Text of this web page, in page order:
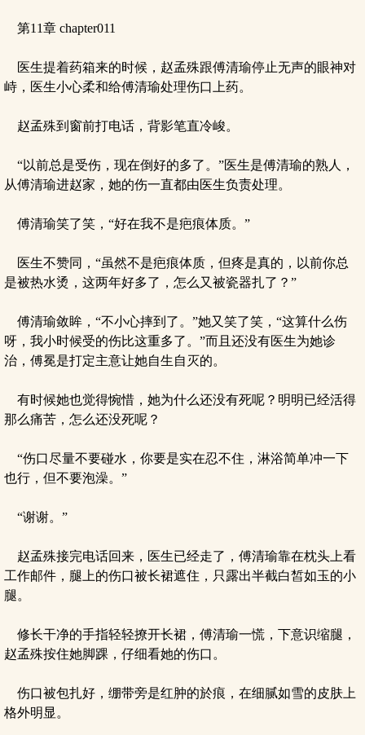
第11章 chapter011
医生提着药箱来的时候，赵孟殊跟傅清瑜停止无声的眼神对
峙，医生小心柔和给傅清瑜处理伤口上药。
赵孟殊到窗前打电话，背影笔直冷峻。
“以前总是受伤，现在倒好的多了。”医生是傅清瑜的熟人，
从傅清瑜进赵家，她的伤一直都由医生负责处理。
傅清瑜笑了笑，“好在我不是疤痕体质。”
医生不赞同，“虽然不是疤痕体质，但疼是真的，以前你总
是被热水烫，这两年好多了，怎么又被瓷器扎了？”
傅清瑜敛眸，“不小心摔到了。”她又笑了笑，“这算什么伤
呀，我小时候受的伤比这重多了。”而且还没有医生为她诊
治，傅冕是打定主意让她自生自灭的。
有时候她也觉得惋惜，她为什么还没有死呢？明明已经活得
那么痛苦，怎么还没死呢？
“伤口尽量不要碰水，你要是实在忍不住，淋浴简单冲一下
也行，但不要泡澡。”
“谢谢。”
赵孟殊接完电话回来，医生已经走了，傅清瑜靠在枕头上看
工作邮件，腿上的伤口被长裙遮住，只露出半截白皙如玉的小
腿。
修长干净的手指轻轻撩开长裙，傅清瑜一慌，下意识缩腿，
赵孟殊按住她脚踝，仔细看她的伤口。
伤口被包扎好，绷带旁是红肿的於痕，在细腻如雪的皮肤上
格外明显。